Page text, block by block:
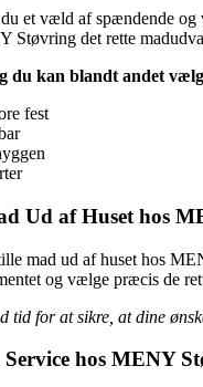
et væld af spændende og
Støvring det rette
du kan blandt andet
fest
Ud af Huset hos
mad ud af huset hos
og vælge præcis de
tid for at sikre, at dine
hos MENY